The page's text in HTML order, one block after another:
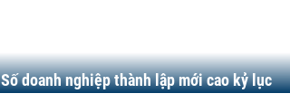
Số doanh nghiệp thành lập mới cao kỷ lục